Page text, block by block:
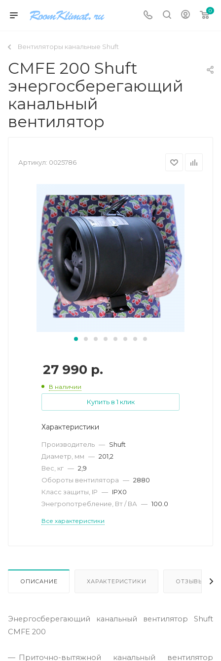
0
Вентиляторы канальные Shuft
CMFE 200 Shuft
энергосберегающий
канальный
вентилятор
Артикул: 0025786
27 990 р.
В наличии
Купить в 1 клик
Характеристики
Производитель — Shuft
Диаметр, мм — 201,2
Вес, кг — 2,9
Обороты вентилятора — 2880
Класс защиты, IP — IPX0
Энегропотребление, Вт / ВА — 100.0
Все характеристики
ОПИСАНИЕ ХАРАКТЕРИСТИКИ ОТЗЫВЫ
Энергосберегающий канальный вентилятор Shuft
CMFE 200
Приточно-вытяжной канальный вентилятор